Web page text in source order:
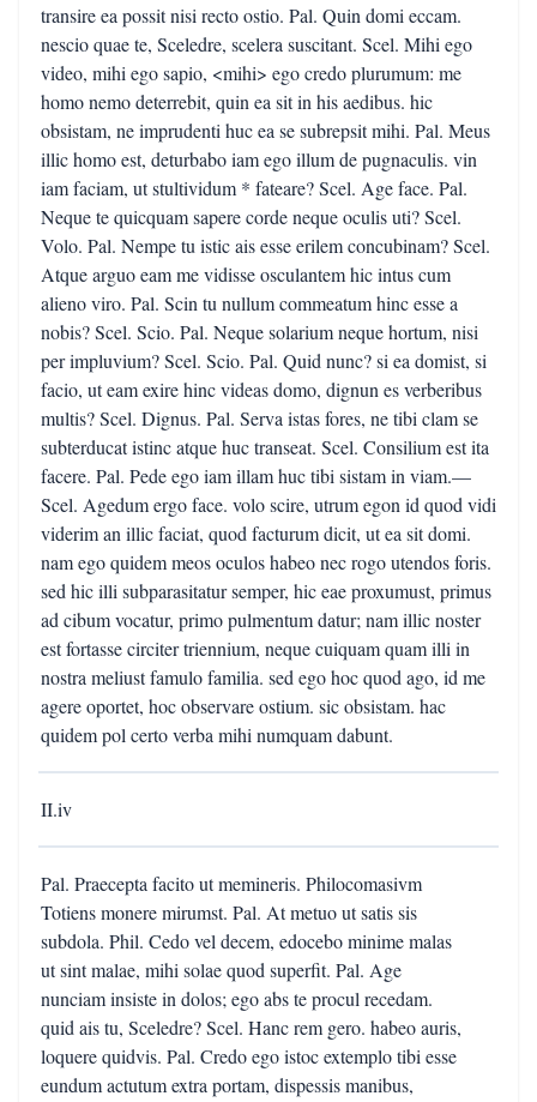
transire ea possit nisi recto ostio. Pal. Quin domi eccam.
nescio quae te, Sceledre, scelera suscitant. Scel. Mihi ego
video, mihi ego sapio, <mihi> ego credo plurumum: me
homo nemo deterrebit, quin ea sit in his aedibus. hic
obsistam, ne imprudenti huc ea se subrepsit mihi. Pal. Meus
illic homo est, deturbabo iam ego illum de pugnaculis. vin
iam faciam, ut stultividum * fateare? Scel. Age face. Pal.
Neque te quicquam sapere corde neque oculis uti? Scel.
Volo. Pal. Nempe tu istic ais esse erilem concubinam? Scel.
Atque arguo eam me vidisse osculantem hic intus cum
alieno viro. Pal. Scin tu nullum commeatum hinc esse a
nobis? Scel. Scio. Pal. Neque solarium neque hortum, nisi
per impluvium? Scel. Scio. Pal. Quid nunc? si ea domist, si
facio, ut eam exire hinc videas domo, dignun es verberibus
multis? Scel. Dignus. Pal. Serva istas fores, ne tibi clam se
subterducat istinc atque huc transeat. Scel. Consilium est ita
facere. Pal. Pede ego iam illam huc tibi sistam in viam.—
Scel. Agedum ergo face. volo scire, utrum egon id quod vidi
viderim an illic faciat, quod facturum dicit, ut ea sit domi.
nam ego quidem meos oculos habeo nec rogo utendos foris.
sed hic illi subparasitatur semper, hic eae proxumust, primus
ad cibum vocatur, primo pulmentum datur; nam illic noster
est fortasse circiter triennium, neque cuiquam quam illi in
nostra meliust famulo familia. sed ego hoc quod ago, id me
agere oportet, hoc observare ostium. sic obsistam. hac
quidem pol certo verba mihi numquam dabunt.
II.iv
Pal. Praecepta facito ut memineris. Philocomasivm
Totiens monere mirumst. Pal. At metuo ut satis sis
subdola. Phil. Cedo vel decem, edocebo minime malas
ut sint malae, mihi solae quod superfit. Pal. Age
nunciam insiste in dolos; ego abs te procul recedam.
quid ais tu, Sceledre? Scel. Hanc rem gero. habeo auris,
loquere quidvis. Pal. Credo ego istoc extemplo tibi esse
eundum actutum extra portam, dispessis manibus,